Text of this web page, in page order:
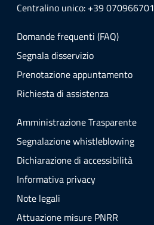
Centralino unico: +39 070966701
Domande frequenti (FAQ)
Segnala disservizio
Prenotazione appuntamento
Richiesta di assistenza
Amministrazione Trasparente
Segnalazione whistleblowing
Dichiarazione di accessibilità
Informativa privacy
Note legali
Attuazione misure PNRR